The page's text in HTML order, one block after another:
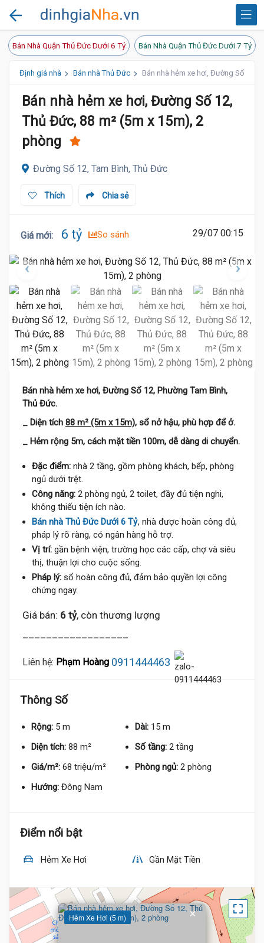
Bán Nhà Quận Thủ Đức Dưới 6 Tỷ Bán Nhà Quận Thủ Đức Dưới 7 Tỷ
Định giá nhà Bán nhà Thủ Đức Bán nhà hẻm xe hơi, Đường Số 12,
Bán nhà hẻm xe hơi, Đường Số 12,
Thủ Đức, 88 m² (5m x 15m), 2
phòng
Đường Số 12, Tam Bình, Thủ Đức
Chia sẻ
Thích
Giá mới: 6 tỷ So sánh 29/07 00:15
Bán nhà hẻm xe hơi, Đường Số 12, Phường Tam Bình,
Thủ Đức.
_ Diện tích 88 m² (5m x 15m), sổ nở hậu, phù hợp để ở.
_ Hẻm rộng 5m, cách mặt tiền 100m, dễ dàng di chuyển.
Đặc điểm: nhà 2 tầng, gồm phòng khách, bếp, phòng
ngủ dưới trệt.
Công năng: 2 phòng ngủ, 2 toilet, đầy đủ tiện nghi,
không thiếu tiện ích nào.
Bán nhà Thủ Đức Dưới 6 Tỷ, nhà được hoàn công đủ,
pháp lý rõ ràng, có ngân hàng hỗ trợ.
Vị trí: gần bệnh viện, trường học các cấp, chợ và siêu
thị, thuận lợi cho cuộc sống.
Pháp lý: sổ hoàn công đủ, đảm bảo quyền lợi công
chứng ngay.
Giá bán: 6 tỷ, còn thương lượng
Liên hệ: Phạm Hoàng 0911444463
Thông Số
Rộng: 5 m Dài: 15 m
Diện tích: 88 m² Số tầng: 2 tầng
Giá/m²: 68 triệu/m² Phòng ngủ: 2 phòng
Hướng: Đông Nam
Điểm nổi bật
Hẻm Xe Hơi Gần Mặt Tiền
Hẻm Xe Hơi (5 m) ×